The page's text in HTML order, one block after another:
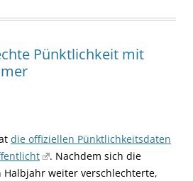
Pünktlichkeit mit
die offiziellen Pünktlichkeitsdaten
. Nachdem sich die
weiter verschlechterte,